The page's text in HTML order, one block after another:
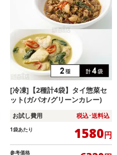
[冷凍]【2種計4袋】タイ惣菜セ
ット(ガパオ/グリーンカレー)
お試し費用 税込･送料込
1袋あたり 1580円
参考価格